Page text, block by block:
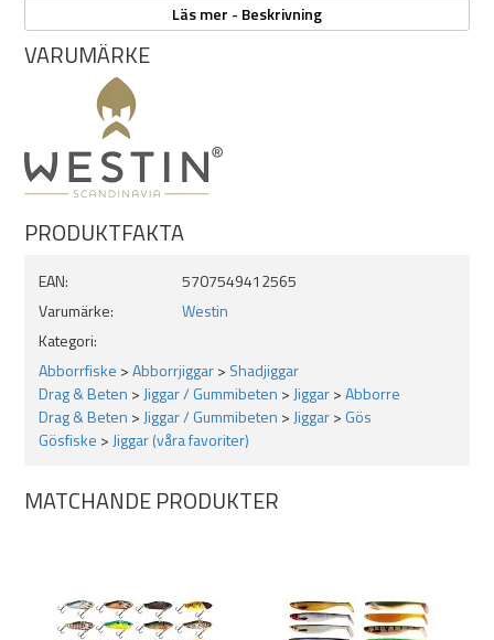
Egenskaper:
Optimerad flexibilitet
Realistiska ögon
Handmålade detaljerade färger
12cm 15g
2 pack
Lämplig storlek på jiggskalle: 6/0
Läs mer - Beskrivning
VARUMÄRKE
PRODUKTFAKTA
EAN:
5707549412565
Varumärke:
Westin
Kategori:
Abborrfiske >Abborrjiggar> Shadjiggar
Drag & Beten > Jiggar / Gummibeten > Jiggar>Abborre
Drag & Beten > Jiggar / Gummibeten > Jiggar> Gös
Gösfiske > Jiggar (våra favoriter)
MATCHANDE PRODUKTER